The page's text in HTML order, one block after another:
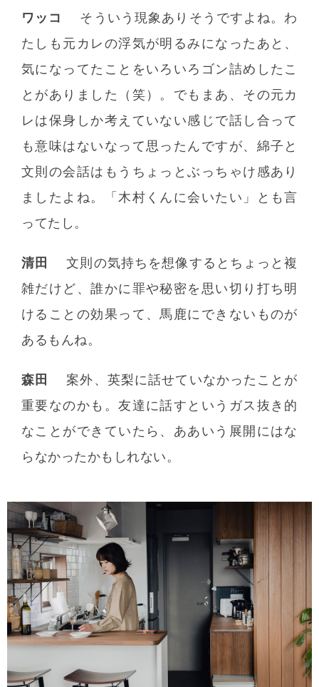
ワッコ
そういう現象ありそうですよね。わ
たしも元カレの浮気が明るみになったあと、
気になってたことをいろいろゴン詰めしたこ
とがありました（笑）。でもまあ、その元カ
レは保身しか考えていない感じで話し合って
も意味はないなって思ったんですが、綿子と
文則の会話はもうちょっとぶっちゃけ感あり
ましたよね。「木村くんに会いたい」とも言
ってたし。
清田
文則の気持ちを想像するとちょっと複
雑だけど、誰かに罪や秘密を思い切り打ち明
けることの効果って、馬鹿にできないものが
あるもんね。
森田
案外、英梨に話せていなかったことが
重要なのかも。友達に話すというガス抜き的
なことができていたら、ああいう展開にはな
らなかったかもしれない。